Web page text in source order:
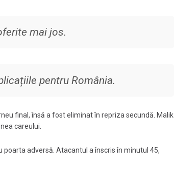
mai jos.
pentru România.
final, însă a fost eliminat în repriza secundă. Malik
careului.
adversă. Atacantul a înscris în minutul 45,